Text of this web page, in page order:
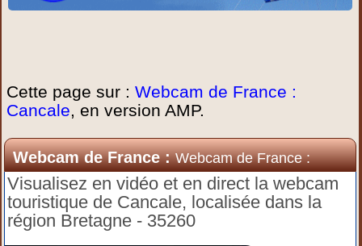
Cette page sur :Webcam de France :
Cancale, en version AMP.
Webcam de France :Webcam de France :
Cancale
Visualisez en vidéo et en direct la webcam
touristique de Cancale, localisée dans la
région Bretagne - 35260